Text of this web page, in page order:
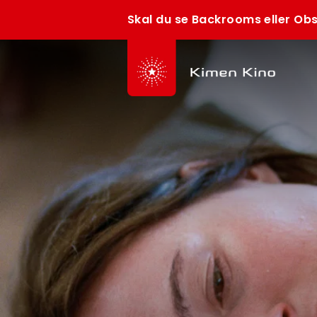
Skal du se Backrooms eller